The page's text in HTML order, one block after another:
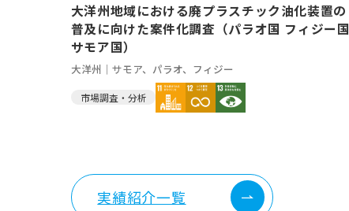
大洋州地域における廃プラスチック油化装置の
普及に向けた案件化調査（パラオ国 フィジー国
サモア国）
大洋州｜サモア、パラオ、フィジー
市場調査・分析
実績紹介一覧